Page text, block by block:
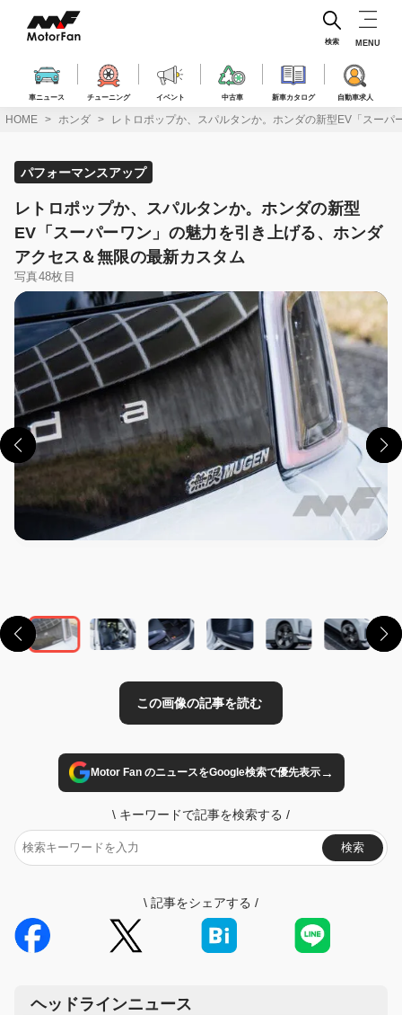
ス
車ニュース チューニング イベント 中古車 新車カタログ 自動車求人
検索 MENU
HOME ホンダ レトロポップか、スパルタンか。ホンダの新型EV「スー
パフォーマンスアップ
レトロポップか、スパルタンか。ホンダの新型
EV「スーパーワン」の魅力を引き上げる、ホンダ
アクセス＆無限の最新カスタム
写真48枚目
Motor Fan のニュースをGoogle検索で優先表示→
\ キーワードで記事を検索する /
検索
\ 記事をシェアする /
ヘッドラインニュース